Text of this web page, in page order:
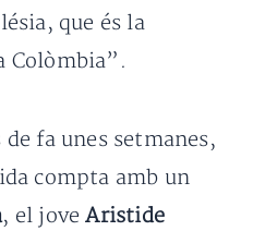
que és la
Colòmbia”.
de fa unes setmanes,
compta amb un
, el joveAristide